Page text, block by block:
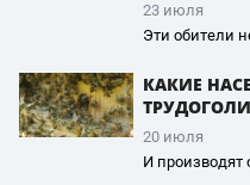
23 июля
Эти обители
КАКИЕ
20 июля
И производят